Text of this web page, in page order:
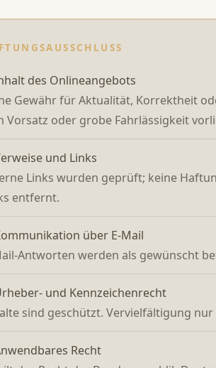
des Onlineangebots
Gewähr für Aktualität, Korrektheit
Vorsatz oder grobe Fahrlässigkeit
und Links
Links wurden geprüft; keine
entfernt.
über E-Mail
Antworten werden als gewünscht
und Kennzeichenrecht
sind geschützt. Vervielfältigung
Recht